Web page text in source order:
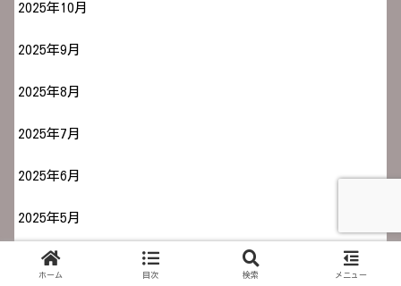
2025年10月
2025年9月
2025年8月
2025年7月
2025年6月
2025年5月
2025年4月
ホーム 目次 検索 メニュー